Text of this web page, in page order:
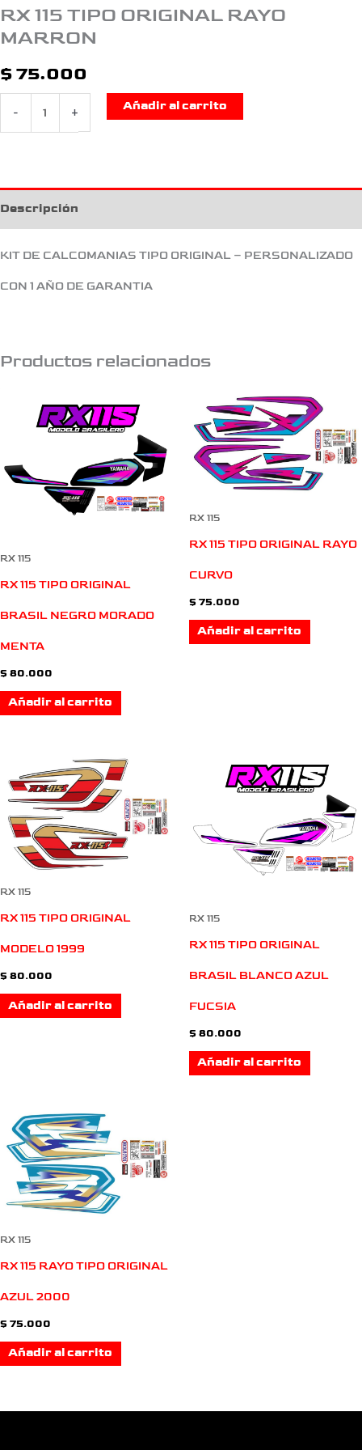
RX 115 TIPO ORIGINAL RAYO
MARRON
$ 75.000
- +
Añadir al carrito
Descripción
KIT DE CALCOMANIAS TIPO ORIGINAL – PERSONALIZADO
CON 1 AÑO DE GARANTIA
Productos relacionados
RX 115
RX 115 TIPO ORIGINAL
BRASIL NEGRO MORADO
MENTA
$ 80.000
Añadir al carrito
RX 115
RX 115 TIPO ORIGINAL RAYO
CURVO
$ 75.000
Añadir al carrito
RX 115
RX 115 TIPO ORIGINAL
MODELO 1999
$ 80.000
Añadir al carrito
RX 115
RX 115 TIPO ORIGINAL
BRASIL BLANCO AZUL
FUCSIA
$ 80.000
Añadir al carrito
RX 115
RX 115 RAYO TIPO ORIGINAL
AZUL 2000
$ 75.000
Añadir al carrito